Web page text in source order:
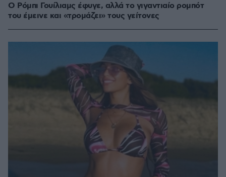
Ο Ρόμπι Γουίλιαμς έφυγε, αλλά το γιγαντιαίο ρομπότ
του έμεινε και «τρομάζει» τους γείτονες